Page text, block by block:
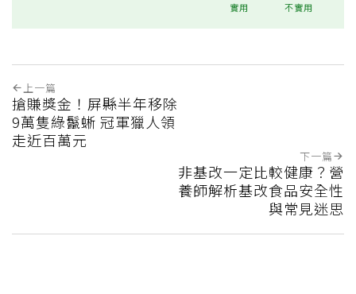
實用 不實用
上一篇
搶賺獎金！屏縣半年移除
9萬隻綠鬣蜥 冠軍獵人領
走近百萬元
下一篇
非基改一定比較健康？營
養師解析基改食品安全性
與常見迷思